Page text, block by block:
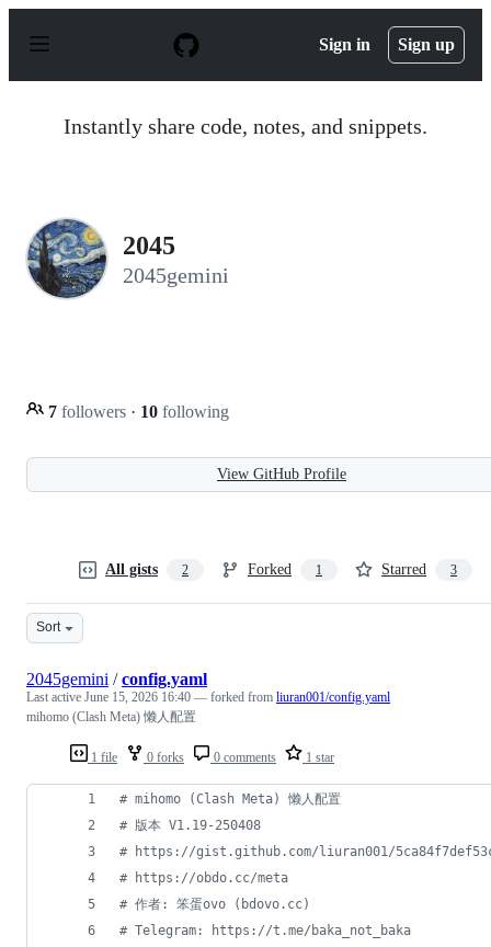
p
Sign in Sign up
Instantly share code, notes, and snippets.
2045
2045gemini
7 followers · 10 following
View GitHub Profile
All gists 2 Forked 1 Starred 3
Sort
1 file 0 forks 0 comments 1 star
2045gemini /config.yaml
Last active June 15, 2026 16:40 — forked from liuran001/config.yaml
mihomo (Clash Meta) 懒人配置
# mihomo (Clash Meta) 懒人配置
# 版本 V1.19-250408
# https://gist.github.com/liuran001/
# https://obdo.cc/meta
# 作者: 笨蛋ovo (bdovo.cc)
# Telegram: https://t.me/baka_not_baka